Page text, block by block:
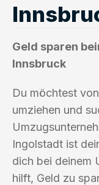
Geld sparen
Innsbruck
Du möchtest
umziehen und
Ingolstadt ist
dich bei deinem
hilft, Geld zu